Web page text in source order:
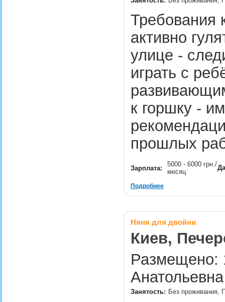
Требования
активно
улице -
играть с
к горшку -
прошлых
Зарплата:
5000 - 6000 грн./
месяц
Подробнее
Няня для двойни
Киев,
Размещено:
Занятость: Без проживания,